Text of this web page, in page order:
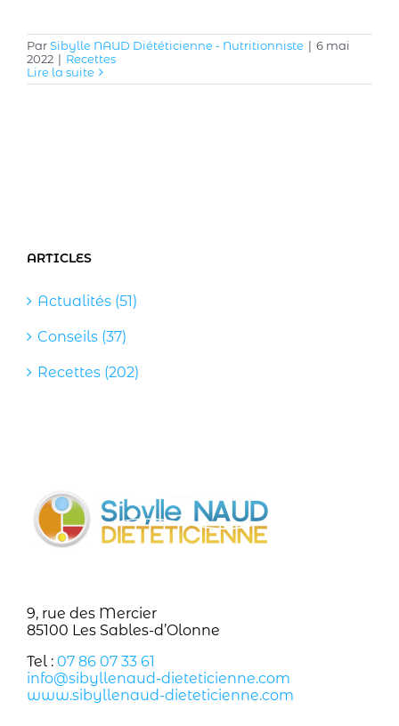
ParSibylle NAUD Diététicienne - Nutritionniste | 6 mai
2022 | Recettes
Lire la suite
ARTICLES
Actualités (51)
Conseils (37)
Recettes (202)
9, rue des Mercier
85100 Les Sables-d’Olonne
Tel : 07 86 07 33 61
info@sibyllenaud-dieteticienne.com
www.sibyllenaud-dieteticienne.com